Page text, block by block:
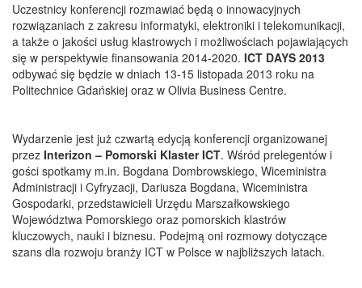
Uczestnicy konferencji rozmawiać będą o innowacyjnych
rozwiązaniach z zakresu informatyki, elektroniki i telekomunikacji,
a także o jakości usług klastrowych i możliwościach pojawiających
się w perspektywie finansowania 2014-2020. ICT DAYS 2013
odbywać się będzie w dniach 13-15 listopada 2013 roku na
Politechnice Gdańskiej oraz w Olivia Business Centre.
Wydarzenie jest już czwartą edycją konferencji organizowanej
przez Interizon – Pomorski Klaster ICT. Wśród prelegentów i
gości spotkamy m.in. Bogdana Dombrowskiego, Wiceministra
Administracji i Cyfryzacji, Dariusza Bogdana, Wiceministra
Gospodarki, przedstawicieli Urzędu Marszałkowskiego
Województwa Pomorskiego oraz pomorskich klastrów
kluczowych, nauki i biznesu. Podejmą oni rozmowy dotyczące
szans dla rozwoju branży ICT w Polsce w najbliższych latach.